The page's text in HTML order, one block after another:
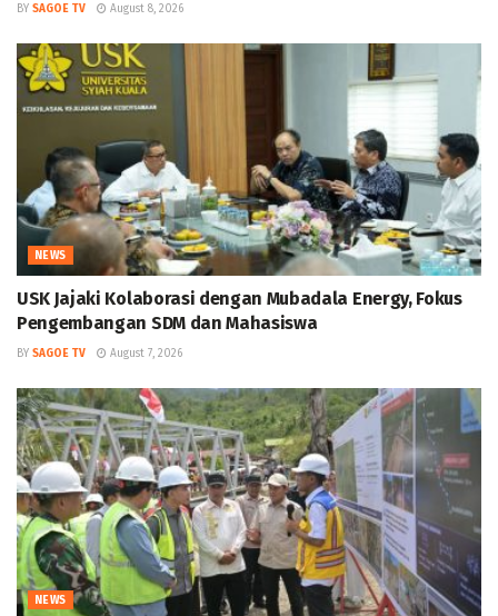
BY SAGOE TV August 8, 2026
NEWS
USK Jajaki Kolaborasi dengan Mubadala Energy, Fokus
Pengembangan SDM dan Mahasiswa
BY SAGOE TV August 7, 2026
NEWS